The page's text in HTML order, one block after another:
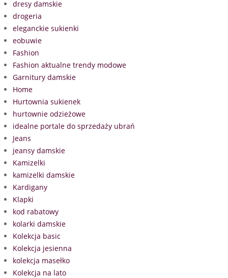
dresy damskie
drogeria
eleganckie sukienki
eobuwie
Fashion
Fashion aktualne trendy modowe
Garnitury damskie
Home
Hurtownia sukienek
hurtownie odzieżowe
idealne portale do sprzedaży ubrań
Jeans
jeansy damskie
Kamizelki
kamizelki damskie
Kardigany
Klapki
kod rabatowy
kolarki damskie
Kolekcja basic
Kolekcja jesienna
kolekcja masełko
Kolekcja na lato